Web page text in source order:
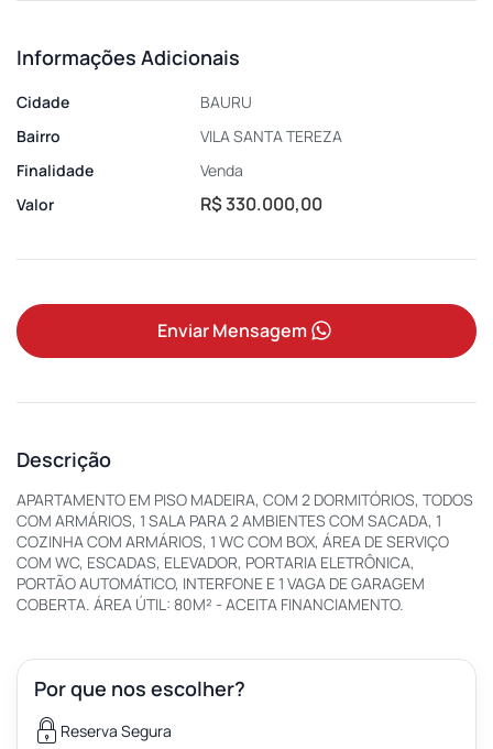
Informações Adicionais
Cidade
BAURU
Bairro
VILA SANTA TEREZA
Finalidade
Venda
Valor
R$ 330.000,00
Enviar Mensagem
Descrição
APARTAMENTO EM PISO MADEIRA, COM 2 DORMITÓRIOS, TODOS
COM ARMÁRIOS, 1 SALA PARA 2 AMBIENTES COM SACADA, 1
COZINHA COM ARMÁRIOS, 1 WC COM BOX, ÁREA DE SERVIÇO
COM WC, ESCADAS, ELEVADOR, PORTARIA ELETRÔNICA,
PORTÃO AUTOMÁTICO, INTERFONE E 1 VAGA DE GARAGEM
COBERTA. ÁREA ÚTIL: 80M² - ACEITA FINANCIAMENTO.
Por que nos escolher?
Reserva Segura